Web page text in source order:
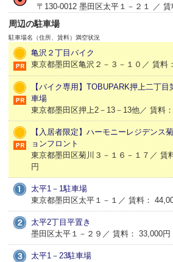
〒130-0012 墨田区太平１－２１ ／
周辺の駐車場
駐車場名（住所、賃料） 満空状況
亀沢２丁目バイク
東京都墨田区亀沢２－３－１０／ 賃料
【バイク専用】TOBUPARK押上二丁目
車場
東京都墨田区押上2－13－13他／ 賃料
【入居者限定】ハーモニーレジデンス
ョンフロント
東京都墨田区菊川３－１６－１７／ 賃
円
太平1－1駐車場
東京都墨田区太平１－１／ 賃料：
太平2丁目平置き
墨田区太平１－２９／ 賃料： 33,000円
太平1－23駐車場